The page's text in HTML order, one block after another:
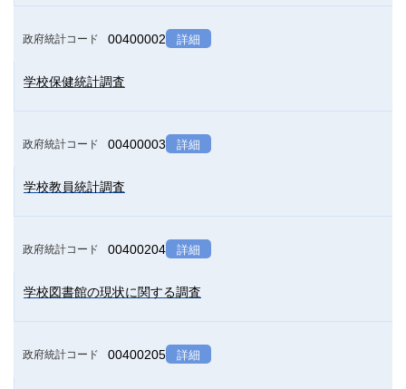
政府統計コード 00400002 詳細
学校保健統計調査
政府統計コード 00400003 詳細
学校教員統計調査
政府統計コード 00400204 詳細
学校図書館の現状に関する調査
政府統計コード 00400205 詳細